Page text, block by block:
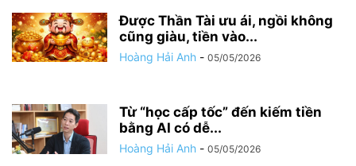
Được Thần Tài ưu ái, ngồi không
cũng giàu, tiền vào...
Hoàng Hải Anh - 05/05/2026
Từ “học cấp tốc” đến kiếm tiền
bằng AI có dễ...
Hoàng Hải Anh - 05/05/2026